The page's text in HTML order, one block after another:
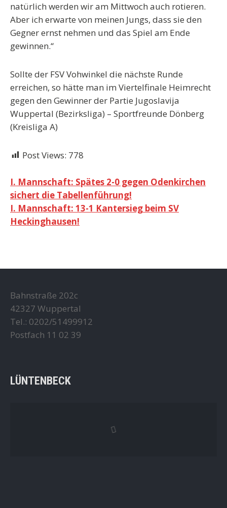
natürlich werden wir am Mittwoch auch rotieren.
Aber ich erwarte von meinen Jungs, dass sie den
Gegner ernst nehmen und das Spiel am Ende
gewinnen.“
Sollte der FSV Vohwinkel die nächste Runde
erreichen, so hätte man im Viertelfinale Heimrecht
gegen den Gewinner der Partie Jugoslavija
Wuppertal (Bezirksliga) – Sportfreunde Dönberg
(Kreisliga A)
Post Views: 778
Beitragsnavigation
I. Mannschaft: Spätes 2-0 gegen Odenkirchen
sichert die Tabellenführung!
I. Mannschaft: 13-1 Kantersieg beim SV
Heckinghausen!
Bahnstraße 202c
42327 Wuppertal
Tel.: 0202/51499912
Postfach 11 02 39
LÜNTENBECK